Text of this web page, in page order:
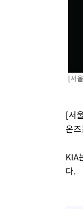
[서
[서
온
KIA
다.